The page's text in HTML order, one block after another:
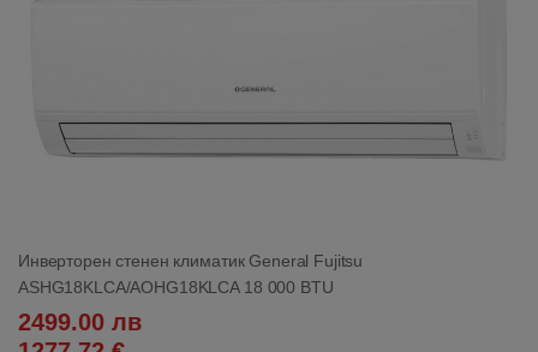
Инверторен стенен климатик General Fujitsu
ASHG18KLCA/AOHG18KLCA 18 000 BTU
2499.00 лв